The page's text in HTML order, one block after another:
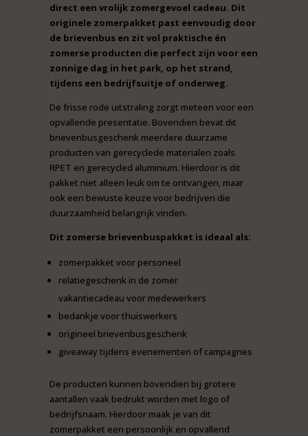
direct een vrolijk zomergevoel cadeau. Dit
originele zomerpakket past eenvoudig door
de brievenbus en zit vol praktische én
zomerse producten die perfect zijn voor een
zonnige dag in het park, op het strand,
tijdens een bedrijfsuitje of onderweg.
De frisse rode uitstraling zorgt meteen voor een
opvallende presentatie. Bovendien bevat dit
brievenbusgeschenk meerdere duurzame
producten van gerecyclede materialen zoals
RPET en gerecycled aluminium. Hierdoor is dit
pakket niet alleen leuk om te ontvangen, maar
ook een bewuste keuze voor bedrijven die
duurzaamheid belangrijk vinden.
Dit zomerse brievenbuspakket is ideaal als:
zomerpakket voor personeel
relatiegeschenk in de zomer
vakantiecadeau voor medewerkers
bedankje voor thuiswerkers
origineel brievenbusgeschenk
giveaway tijdens evenementen of campagnes
De producten kunnen bovendien bij grotere
aantallen vaak bedrukt worden met logo of
bedrijfsnaam. Hierdoor maak je van dit
zomerpakket een persoonlijk en opvallend